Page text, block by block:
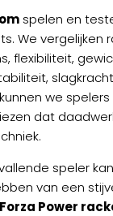
spelen en
We vergelijken
flexibiliteit,
we spelers
dat
speler
van een
Forza Power